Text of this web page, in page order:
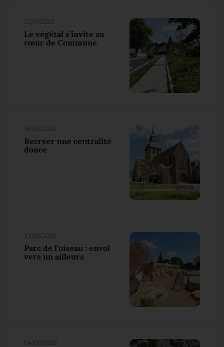
20/11/2025
Le végétal s’invite au
cœur de Commune
18/09/2025
Recréer une centralité
douce
10/09/2025
Parc de l’oiseau : envol
vers un ailleurs
04/07/2025